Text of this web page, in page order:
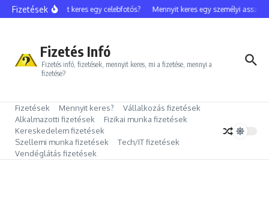
Ugrás a tartalomhoz
FizetésekMennyit keres egy celebfotós? Mennyit keres egy személyi
Fizetés Infó
Fizetés infó, fizetések, mennyit keres, mi a fizetése, mennyi a
fizetése?
Fizetések Mennyit keres?
Vállalkozás fizetések
Alkalmazotti fizetések
Fizikai munka fizetések
Kereskedelem fizetések
Szellemi munka fizetések
Tech/IT fizetések
Vendéglátás fizetések